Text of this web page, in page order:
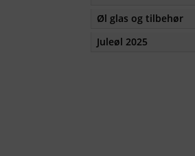
Øl glas og tilbehør
Juleøl 2025